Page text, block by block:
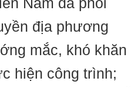
địa phương
mắc, khó khăn
hiện công trình;